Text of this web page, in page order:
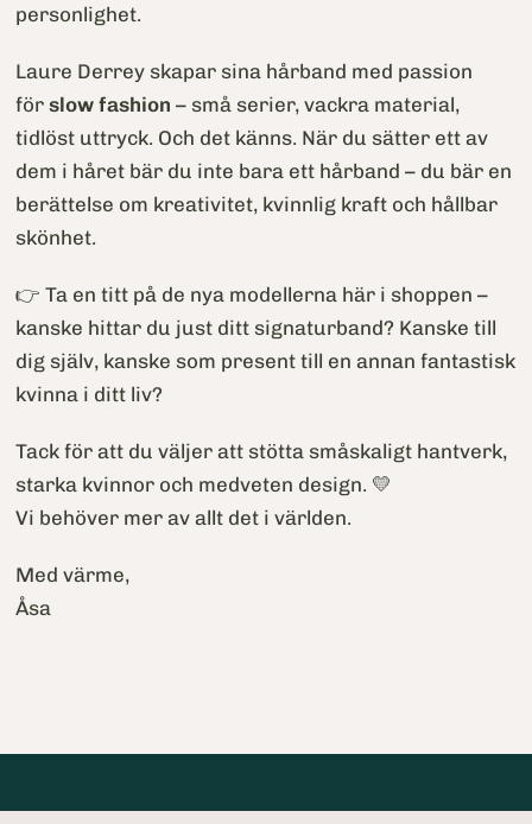
personlighet.
Laure Derrey skapar sina hårband med passion
för slow fashion – små serier, vackra material,
tidlöst uttryck. Och det känns. När du sätter ett av
dem i håret bär du inte bara ett hårband – du bär en
berättelse om kreativitet, kvinnlig kraft och hållbar
skönhet.
👉 Ta en titt på de nya modellerna här i shoppen –
kanske hittar du just ditt signaturband? Kanske till
dig själv, kanske som present till en annan fantastisk
kvinna i ditt liv?
Tack för att du väljer att stötta småskaligt hantverk,
starka kvinnor och medveten design. 💛
Vi behöver mer av allt det i världen.
Med värme,
Åsa